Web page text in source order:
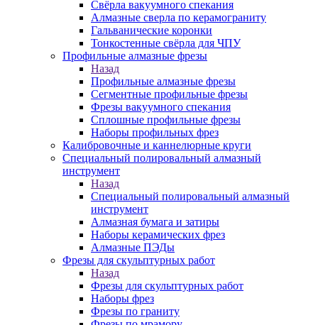
Свёрла вакуумного спекания
Алмазные сверла по керамограниту
Гальванические коронки
Тонкостенные свёрла для ЧПУ
Профильные алмазные фрезы
Назад
Профильные алмазные фрезы
Сегментные профильные фрезы
Фрезы вакуумного спекания
Сплошные профильные фрезы
Наборы профильных фрез
Калибровочные и каннелюрные круги
Специальный полировальный алмазный
инструмент
Назад
Специальный полировальный алмазный
инструмент
Алмазная бумага и затиры
Наборы керамических фрез
Алмазные ПЭДы
Фрезы для скульптурных работ
Назад
Фрезы для скульптурных работ
Наборы фрез
Фрезы по граниту